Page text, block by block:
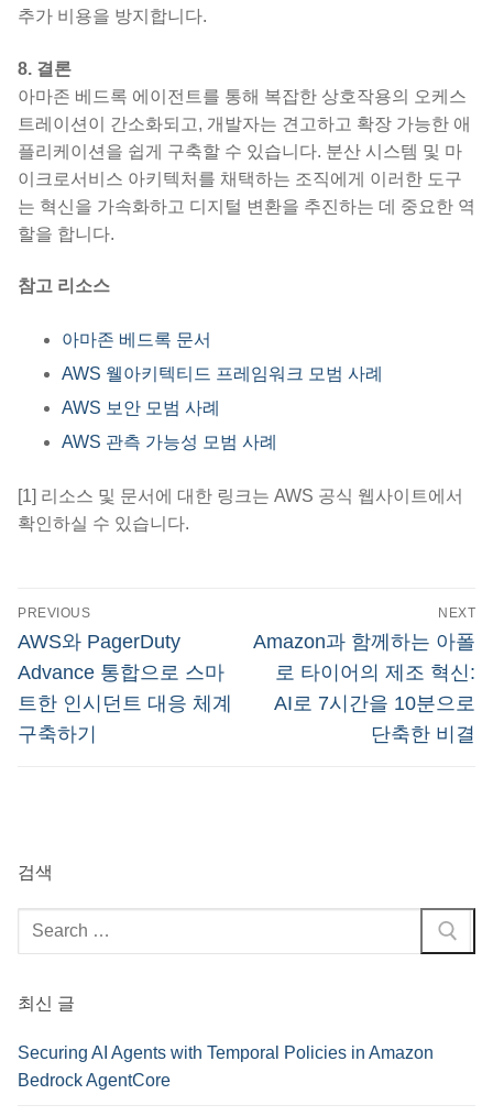
추가 비용을 방지합니다.
8. 결론
아마존 베드록 에이전트를 통해 복잡한 상호작용의 오케스
트레이션이 간소화되고, 개발자는 견고하고 확장 가능한 애
플리케이션을 쉽게 구축할 수 있습니다. 분산 시스템 및 마
이크로서비스 아키텍처를 채택하는 조직에게 이러한 도구
는 혁신을 가속화하고 디지털 변환을 추진하는 데 중요한 역
할을 합니다.
참고 리소스
아마존 베드록 문서
AWS 웰아키텍티드 프레임워크 모범 사례
AWS 보안 모범 사례
AWS 관측 가능성 모범 사례
[1] 리소스 및 문서에 대한 링크는 AWS 공식 웹사이트에서
확인하실 수 있습니다.
글
탐
색
PREVIOUS
Previous
post:
AWS와 PagerDuty
Advance 통합으로 스마
트한 인시던트 대응 체계
구축하기
NEXT
Next
post:
Amazon과 함께하는 아폴
로 타이어의 제조 혁신:
AI로 7시간을 10분으로
단축한 비결
검색
검
색
최신 글
Securing AI Agents with Temporal Policies in Amazon
Bedrock AgentCore